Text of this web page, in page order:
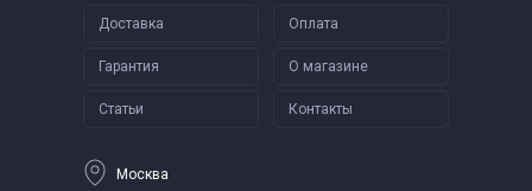
Доставка Оплата
Гарантия О магазине
Статьи Контакты
Москва